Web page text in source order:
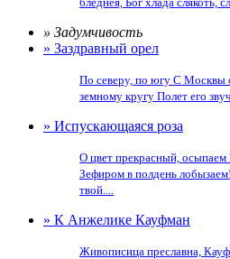
» Задумчивость
» Заздравный орел
По северу, по югу С Москвы
земному кругу Полет его
» Испускающаяся роза
О цвет прекрасный,
Зефиром в полдень
твой....
» К Анжелике Кауфман
Живописица преславна,